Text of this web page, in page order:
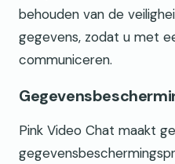
behouden van de
gegevens, zodat u met
communiceren.
Pink Video Chat maakt